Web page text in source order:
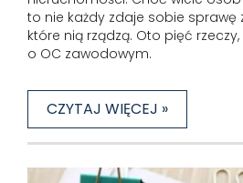
to nie każdy zdaje sobie sprawę
które nią rządzą. Oto pięć
o OC zawodowym.
CZYTAJ WIĘCEJ »